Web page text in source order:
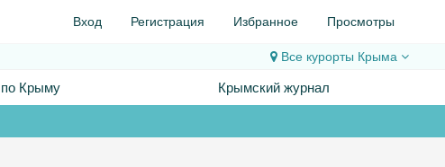
Вход Регистрация Избранное Просмотры
Все курорты Крыма
Крыму Крымский журнал